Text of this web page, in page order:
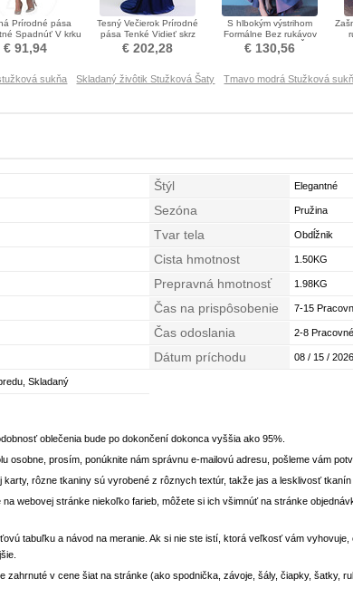
Prírodné pása
Spadnúť V krku
pásu Stužková
Šaty
€ 91,94
Tesný Večierok Prírodné
pása Tenké Vidieť skrz
Vysoká krk Prom Obleko
€ 202,28
S hlbokým výstrihom
Formálne Bez rukávov
Lopatka Stužková Šaty
€ 130,56
sukňa Skladaný živôtik Stužková Šaty Tmavo modrá Stužková
Štýl Elegantné
Sezóna Pružina
Tvar tela Obdĺžnik
Cista hmotnost 1.50KG
Prepravná hmotnosť 1.98KG
Čas na prispôsobenie 7-15
Čas odoslania 2-8 Pracovné
Dátum príchodu 08 / 15 /
Skladaný
oblečenia bude po dokončení dokonca vyššia ako 95%.
osobne, prosím, ponúknite nám správnu e-mailovú adresu, pošleme vám
rôzne tkaniny sú vyrobené z rôznych textúr, takže jas a lesklivosť
webovej stránke niekoľko farieb, môžete si ich všimnúť na stránke
tabuľku a návod na meranie. Ak si nie ste istí, ktorá veľkosť vám
zahrnuté v cene šiat na stránke (ako spodnička, závoje, šály, čiapky, šatky,